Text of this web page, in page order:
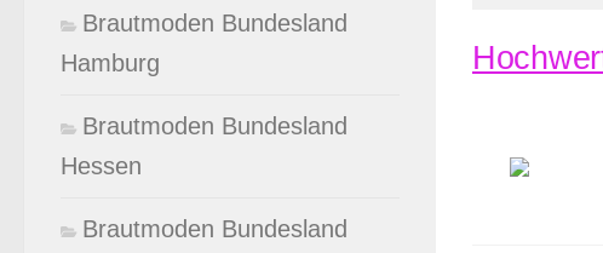
Brautmoden Bundesland
Hamburg
Brautmoden Bundesland
Hessen
Brautmoden Bundesland